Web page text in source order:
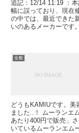
追記：12/14 11:19 ：
幅に誤っており、現在
の中では、最近できた
いのあるメーカーです
全般
どうもKAMIUです。美
ました..！ ムーランエ
あたり400円で販売」
いているムーランエム